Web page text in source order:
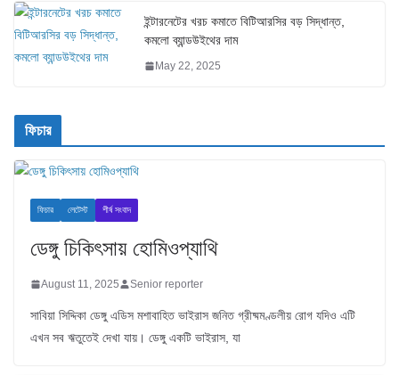
ইন্টারনেটের খরচ কমাতে বিটিআরসির বড় সিদ্ধান্ত,
কমলো ব্যান্ডউইথের দাম
May 22, 2025
ফিচার
ফিচার লেটেস্ট শীর্ষ সংবাদ
ডেঙ্গু চিকিৎসায় হোমিওপ্যাথি
August 11, 2025 Senior reporter
সাবিয়া সিদ্দিকা ডেঙ্গু এডিস মশাবাহিত ভাইরাস জনিত গ্রীষ্মমণ্ডলীয় রোগ যদিও এটি
এখন সব ঋতুতেই দেখা যায়। ডেঙ্গু একটি ভাইরাস, যা